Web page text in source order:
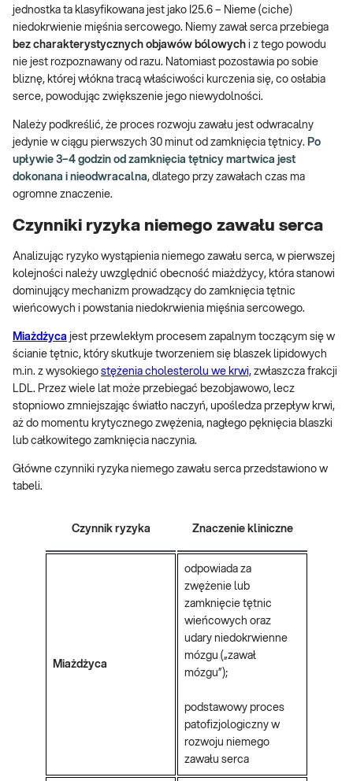
jednostka ta klasyfikowana jest jako I25.6 – Nieme (ciche)
niedokrwienie mięśnia sercowego. Niemy zawał serca przebiega
bez charakterystycznych objawów bólowych i z tego powodu
nie jest rozpoznawany od razu. Natomiast pozostawia po sobie
bliznę, której włókna tracą właściwości kurczenia się, co osłabia
serce, powodując zwiększenie jego niewydolności.
Należy podkreślić, że proces rozwoju zawału jest odwracalny
jedynie w ciągu pierwszych 30 minut od zamknięcia tętnicy. Po
upływie 3–4 godzin od zamknięcia tętnicy martwica jest
dokonana i nieodwracalna, dlatego przy zawałach czas ma
ogromne znaczenie.
Czynniki ryzyka niemego zawału serca
Analizując ryzyko wystąpienia niemego zawału serca, w pierwszej
kolejności należy uwzględnić obecność miażdżycy, która stanowi
dominujący mechanizm prowadzący do zamknięcia tętnic
wieńcowych i powstania niedokrwienia mięśnia sercowego.
Miażdżyca jest przewlekłym procesem zapalnym toczącym się w
ścianie tętnic, który skutkuje tworzeniem się blaszek lipidowych
m.in. z wysokiego stężenia cholesterolu we krwi, zwłaszcza frakcji
LDL. Przez wiele lat może przebiegać bezobjawowo, lecz
stopniowo zmniejszając światło naczyń, upośledza przepływ krwi,
aż do momentu krytycznego zwężenia, nagłego pęknięcia blaszki
lub całkowitego zamknięcia naczynia.
Główne czynniki ryzyka niemego zawału serca przedstawiono w
tabeli.
Czynnik ryzyka Znaczenie kliniczne
Miażdżyca
odpowiada za
zwężenie lub
zamknięcie tętnic
wieńcowych oraz
udary niedokrwienne
mózgu („zawał
mózgu”);
podstawowy proces
patofizjologiczny w
rozwoju niemego
zawału serca